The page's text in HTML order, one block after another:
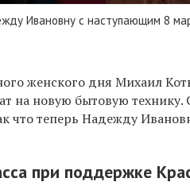
Ивановну с наступающим 8
женского дня Михаил
на новую бытовую
что теперь Надежду
при поддержке